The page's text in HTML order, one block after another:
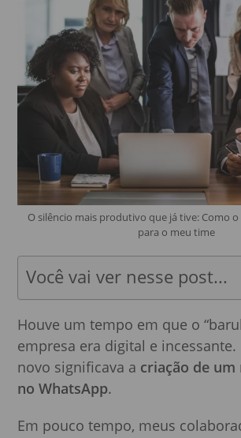
O silêncio mais produtivo que já tive: Como
para o meu time
Você vai ver nesse post...
Houve um tempo em que o
empresa era digital e incessante.
novo significava a criação de
no WhatsApp.
Em pouco tempo, meus